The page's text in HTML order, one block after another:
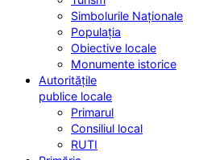
Simbolurile Naționale
Populația
Obiective locale
Monumente istorice
Autoritățile
publice locale
Primarul
Consiliul local
RUTI